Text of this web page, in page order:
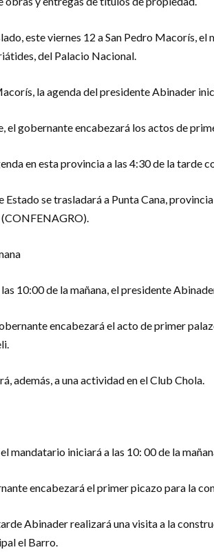
este viernes 12 a San Pedro Macorís,
del Palacio Nacional.
la agenda del presidente Abinader
el gobernante encabezará los actos de
en esta provincia a las 4:30 de la tarde
Estado se trasladará a Punta Cana,
las 10:00 de la mañana, el presidente
encabezará el acto de primer
además, a una actividad en el Club Chola.
mandatario iniciará a las 10: 00 de la
encabezará el primer picazo para la
Abinader realizará una visita a la
el Barro.